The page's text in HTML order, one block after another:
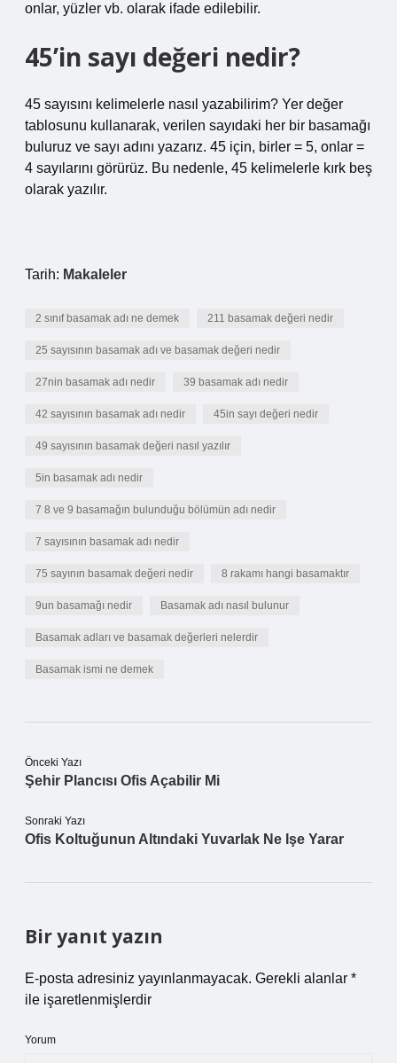
onlar, yüzler vb. olarak ifade edilebilir.
45’in sayı değeri nedir?
45 sayısını kelimelerle nasıl yazabilirim? Yer değer
tablosunu kullanarak, verilen sayıdaki her bir basamağı
buluruz ve sayı adını yazarız. 45 için, birler = 5, onlar =
4 sayılarını görürüz. Bu nedenle, 45 kelimelerle kırk beş
olarak yazılır.
Tarih: Makaleler
2 sınıf basamak adı ne demek 211 basamak değeri nedir
25 sayısının basamak adı ve basamak değeri nedir
27nin basamak adı nedir 39 basamak adı nedir
42 sayısının basamak adı nedir 45in sayı değeri nedir
49 sayısının basamak değeri nasıl yazılır
5in basamak adı nedir
7 8 ve 9 basamağın bulunduğu bölümün adı nedir
7 sayısının basamak adı nedir
75 sayının basamak değeri nedir 8 rakamı hangi basamaktır
9un basamağı nedir Basamak adı nasıl bulunur
Basamak adları ve basamak değerleri nelerdir
Basamak ismi ne demek
Önceki Yazı
Şehir Plancısı Ofis Açabilir Mi
Sonraki Yazı
Ofis Koltuğunun Altındaki Yuvarlak Ne Işe Yarar
Bir yanıt yazın
E-posta adresiniz yayınlanmayacak. Gerekli alanlar *
ile işaretlenmişlerdir
Yorum